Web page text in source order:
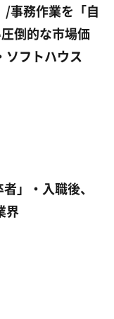
/事務作業を「自
倒的な市場価
ソフトハウス
」・入職後、
界